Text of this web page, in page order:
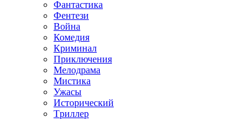
Фантастика
Фентези
Война
Комедия
Криминал
Приключения
Мелодрама
Мистика
Ужасы
Исторический
Tриллер